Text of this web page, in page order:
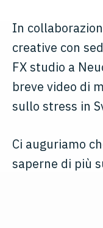
In
creative con
FX studio a
breve video di
sullo stress in
Ci auguriamo
saperne di più